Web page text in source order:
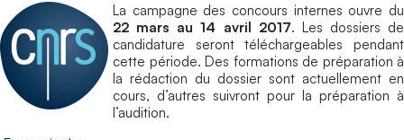
La campagne des concours internes ouvre du
22 mars au 14 avril 2017. Les dossiers de
candidature seront téléchargeables pendant
cette période. Des formations de préparation à
la rédaction du dossier sont actuellement en
cours, d’autres suivront pour la préparation à
l’audition.